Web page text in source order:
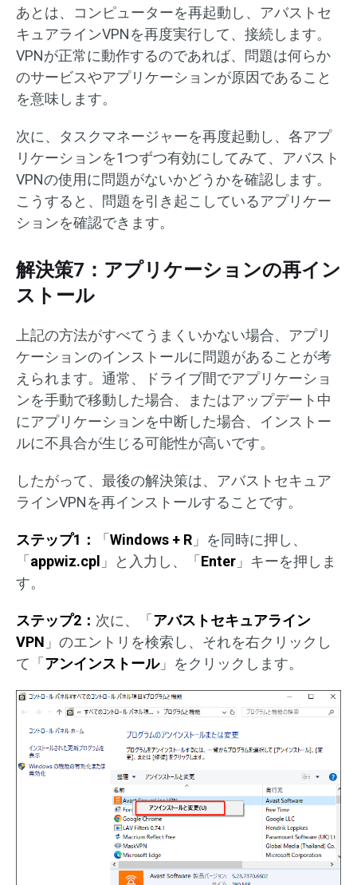
あとは、コンピューターを再起動し、アバストセ
キュアラインVPNを再度実行して、接続します。
VPNが正常に動作するのであれば、問題は何らか
のサービスやアプリケーションが原因であること
を意味します。
次に、タスクマネージャーを再度起動し、各アプ
リケーションを1つずつ有効にしてみて、アバスト
VPNの使用に問題がないかどうかを確認します。
こうすると、問題を引き起こしているアプリケー
ションを確認できます。
解決策7：アプリケーションの再イン
ストール
上記の方法がすべてうまくいかない場合、アプリ
ケーションのインストールに問題があることが考
えられます。通常、ドライブ間でアプリケーショ
ンを手動で移動した場合、またはアップデート中
にアプリケーションを中断した場合、インストー
ルに不具合が生じる可能性が高いです。
したがって、最後の解決策は、アバストセキュア
ラインVPNを再インストールすることです。
ステップ1： 「 Windows + R 」を同時に押し、
「 appwiz.cpl 」と入力し、「 Enter 」キーを押しま
す。
ステップ2： 次に、「 アバストセキュアライン
VPN 」のエントリを検索し、それを右クリックし
て「 アンインストール」をクリックします。